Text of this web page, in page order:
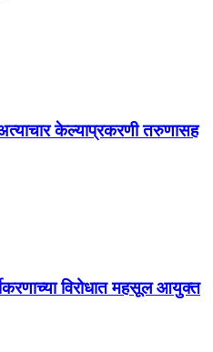
केल्याप्रकरणी तरुणासह
विरोधात महसूल आयुक्त